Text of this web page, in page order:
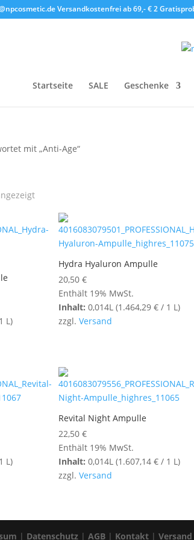
Versandkostenfrei ab 69,- € 2
Startseite SALE Geschenke
mit „Anti-Age“
L)
Hydra Hyaluron Ampulle
20,50€
Enthält 19% MwSt.
Inhalt: 0,014L (1.464,29€ / 1 L)
zzgl.Versand
L)
Revital Night Ampulle
22,50€
Enthält 19% MwSt.
Inhalt: 0,014L (1.607,14€ / 1 L)
zzgl.Versand
| Datenschutz |AGB | Kontakt |